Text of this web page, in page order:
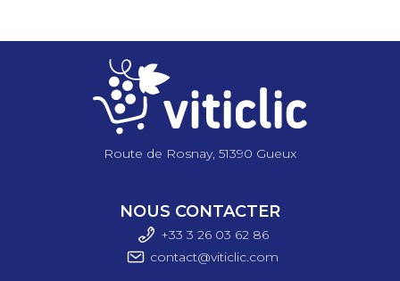
Route de Rosnay, 51390 Gueux
NOUS CONTACTER
+33 3 26 03 62 86
contact@viticlic.com